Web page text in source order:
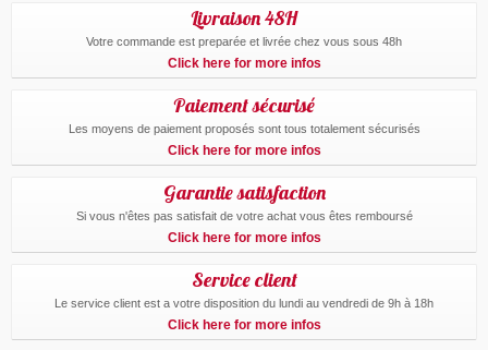
Livraison 48H
Votre commande est preparée et livrée chez vous sous 48h
Click here for more infos
Paiement sécurisé
Les moyens de paiement proposés sont tous totalement sécurisés
Click here for more infos
Garantie satisfaction
Si vous n'êtes pas satisfait de votre achat vous êtes remboursé
Click here for more infos
Service client
Le service client est a votre disposition du lundi au vendredi de 9h à 18h
Click here for more infos